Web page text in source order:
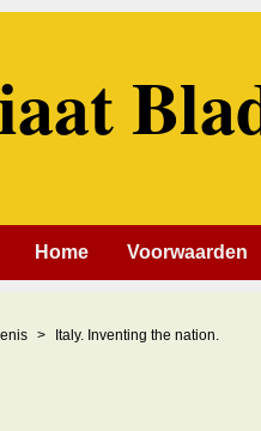
Voorwaarden
Home
Italy. Inventing the nation.